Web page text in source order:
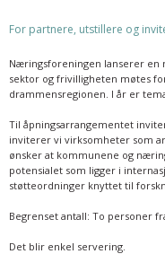
For partnere, utstillere og
Næringsforeningen lanserer en
sektor og frivilligheten møtes
drammensregionen. I år er
Til åpningsarrangementet
inviterer vi virksomheter som
ønsker at kommunene og
potensialet som ligger i
støtteordninger knyttet til
Begrenset antall: To personer
Det blir enkel servering.